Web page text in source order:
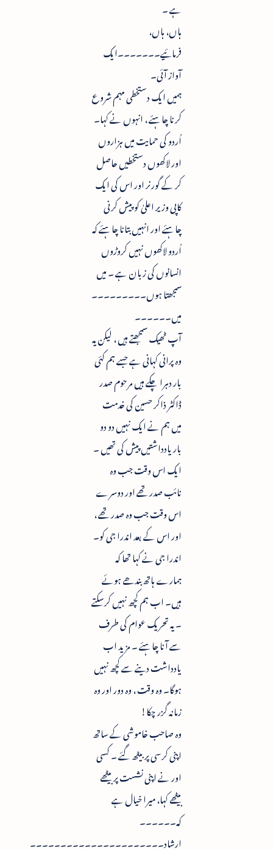
ہے ۔
ہاں، ہاں،
فرمائیے۔۔۔۔۔۔۔ایک
آواز آئی۔
ہمیں ایک دستخطی مہم شروع
کرنا چاہئے ، انہوں نے کہا۔
اُردو کی حمایت میں ہزاروں
اور لاکھوں دستخطیں حاصل
کر کے گورنر اور اس کی ایک
کاپی وزیر اعلیٰ کو پیش کرنی
چاہئے اور انہیں بتانا چاہئے کہ
اُردو لاکھوں نہیں کروڑوں
انسانوں کی زبان ہے ۔ میں
سمجھتا ہوں۔۔۔۔۔۔۔۔۔
میں۔۔۔۔۔۔
آپ ٹھیک سمجھتے ہیں ، لیکن یہ
وہ پرانی کہانی ہے جسے ہم کئی
بار دہرا چکے ہیں مرحوم صدر
ڈاکٹر ذاکر حسین کی خدمت
میں ہم نے ایک نہیں دو دو
بار یادداشتیں پیش کی تھیں ۔
ایک اس وقت جب وہ
نائب صدر تھے اور دوسرے
اس وقت جب وہ صدر تھے ،
اور اس کے بعد اندرا جی کو۔
اندرا جی نے کہا تھا کہ
ہمارے ہاتھ بندھے ہوئے
ہیں۔ اب ہم کچھ نہیں کرسکتے
۔ یہ تحریک عوام کی طرف
سے آنا چاہئے ۔ مزید اب
یادداشت دینے سے کچھ نہیں
ہوگا۔ وہ وقت ، وہ دور اور وہ
زمانہ گزر چکا!
وہ صاحب خاموشی کے ساتھ
اپنی کرسی پر بیٹھ گئے ۔ کسی
اور نے اپنی نشست پر بیٹھے
بیٹھے کہا، میرا خیال ہے
کہ۔۔۔۔۔۔
ارشاد۔۔۔۔۔۔۔۔۔۔۔۔۔۔۔۔۔۔۔۔۔۔